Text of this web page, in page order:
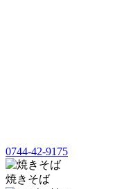
0744-42-9175
焼きそば